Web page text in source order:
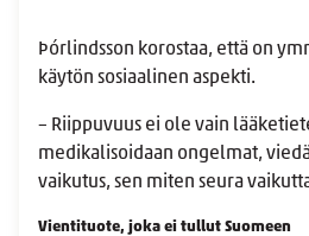
Þórlindsson korostaa, että on
käytön sosiaalinen aspekti.
– Riippuvuus ei ole vain
medikalisoidaan ongelmat,
vaikutus, sen miten seura
Vientituote, joka ei tullut Suomeen